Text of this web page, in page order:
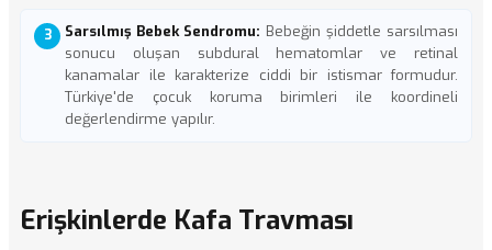
Sarsılmış Bebek Sendromu: Bebeğin şiddetle sarsılması
sonucu oluşan subdural hematomlar ve retinal
kanamalar ile karakterize ciddi bir istismar formudur.
Türkiye'de çocuk koruma birimleri ile koordineli
değerlendirme yapılır.
Erişkinlerde Kafa Travması